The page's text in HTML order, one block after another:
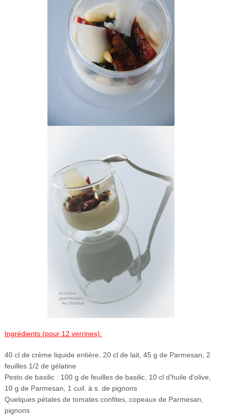
Ingrédients (pour 12 verrines):
40 cl de crème liquide entière, 20 cl de lait, 45 g de Parmesan, 2
feuilles 1/2 de gélatine
Pesto de basilic : 100 g de feuilles de basilic, 10 cl d’huile d’olive,
10 g de Parmesan, 1 cuil. à s. de pignons
Quelques pétales de tomates confites, copeaux de Parmesan,
pignons